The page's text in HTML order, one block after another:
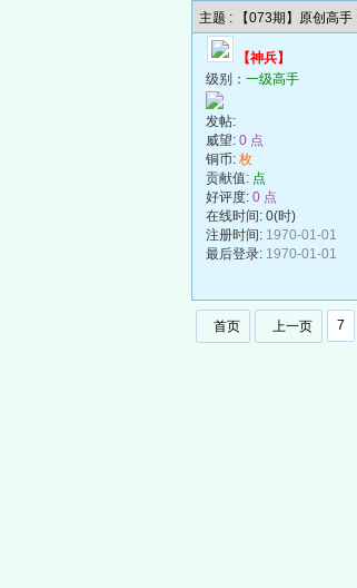
主题 : 【073期】原创高
【神兵】
级别： 一级高手
发帖:
威望: 0 点
铜币: 枚
贡献值: 点
好评度: 0 点
在线时间: 0(时)
注册时间: 1970-01-01
最后登录: 1970-01-01
首页 上一页 7